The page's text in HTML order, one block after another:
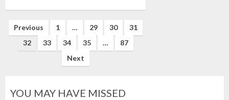
Posts
pagination
Previous 1 … 29 30
31
32
33 34 35 …
87
Next
YOU MAY HAVE MISSED